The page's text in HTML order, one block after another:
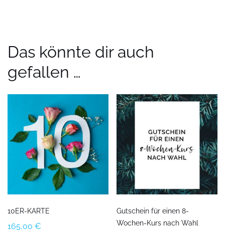
Das könnte dir auch
gefallen …
10ER-KARTE
165,00 €
Gutschein für einen 8-
Wochen-Kurs nach Wahl